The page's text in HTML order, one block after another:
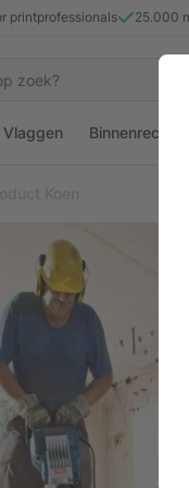
printprofessionals 25.000
Vlaggen